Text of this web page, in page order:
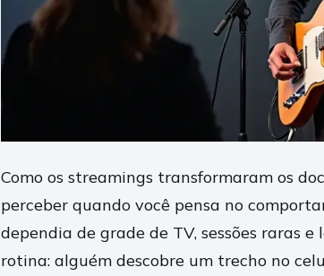
Como os streamings transformaram os
perceber quando você pensa no
dependia de grade de TV, sessões raras
rotina: alguém descobre um trecho no